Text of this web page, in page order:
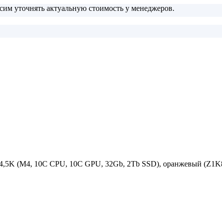
уточнять актуальную стоимость у менеджеров.
(M4, 10C CPU, 10C GPU, 32Gb, 2Tb SSD), оранжевый